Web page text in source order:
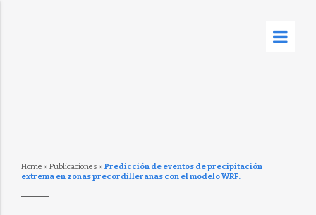
Home » Publicaciones » Predicción de eventos de precipitación
extrema en zonas precordilleranas con el modelo WRF.